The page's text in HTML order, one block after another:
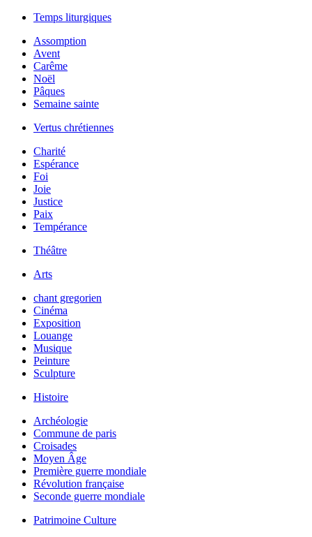
Temps liturgiques
Assomption
Avent
Carême
Noël
Pâques
Semaine sainte
Vertus chrétiennes
Charité
Espérance
Foi
Joie
Justice
Paix
Tempérance
Théâtre
Arts
chant gregorien
Cinéma
Exposition
Louange
Musique
Peinture
Sculpture
Histoire
Archéologie
Commune de paris
Croisades
Moyen Âge
Première guerre mondiale
Révolution française
Seconde guerre mondiale
Patrimoine Culture